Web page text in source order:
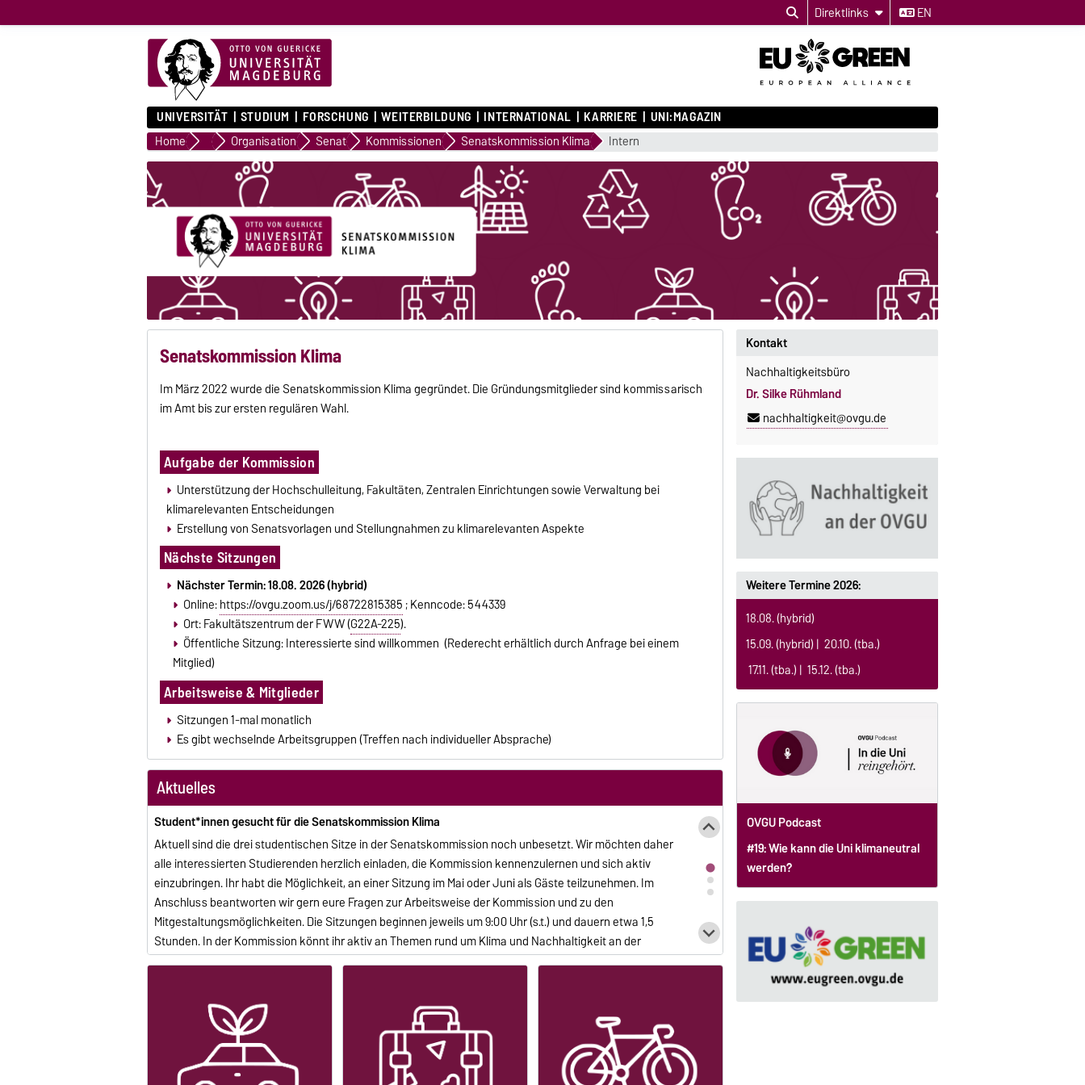
Direktlinks EN
UNIVERSITÄT STUDIUM FORSCHUNG WEITERBILDUNG INTERNATIONAL KARRIERE UNI:MAGAZIN
Home Universität
Organisation Senat Kommissionen Senatskommission Klima Intern
Senatskommission Klima
Im März 2022 wurde die Senatskommission Klima gegründet. Die Gründungsmitglieder sind kommissarisch
im Amt bis zur ersten regulären Wahl.
Aufgabe der Kommission
Unterstützung der Hochschulleitung, Fakultäten, Zentralen Einrichtungen sowie Verwaltung bei
klimarelevanten Entscheidungen
Erstellung von Senatsvorlagen und Stellungnahmen zu klimarelevanten Aspekte
Nächste Sitzungen
Nächster Termin: 18.08. 2026 (hybrid)
Online:https://ovgu.zoom.us/j/68722815385; Kenncode: 544339
Ort: Fakultätszentrum der FWW (G22A-225).
Öffentliche Sitzung: Interessierte sind willkommen (Rederecht erhältlich durch Anfrage bei einem
Mitglied)
Arbeitsweise & Mitglieder
Sitzungen 1-mal monatlich
Es gibt wechselnde Arbeitsgruppen (Treffen nach individueller Absprache)
Aktuelles
Auswertung Mobilitätsumfrage - Pendelverhalten
Im Zeitraum vonOktober - Dezember 2022
Mobilitätsumfrage teilgenommen.
Beschluss zur Klimaneutralität
Der Senat der OVGU hat in seiner Sitzung am 12.07.2023 der Beschlussvorlage der Senatskommission
Klima zur Konkretisierung des Ziels der Netto-Treibhausgasneutralität zugestimmt.
mehr…
Student*innen gesucht für die Senatskommission Klima
Aktuell sind die drei studentischen Sitze in der Senatskommission noch unbesetzt. Wir möchten daher
alle interessierten Studierenden herzlich einladen, die Kommission kennenzulernen und sich aktiv
einzubringen.Ihr habt die Möglichkeit, an einer Sitzung im Mai oder Juni als Gäste teilzunehmen. Im
Anschluss beantworten wir gern eure Fragen zur Arbeitsweise der Kommission und zu den
Mitgestaltungsmöglichkeiten.Die Sitzungen beginnen jeweils um 9:00 Uhr (s.t.) und dauern etwa 1,5
Stunden.In der Kommission könnt ihr aktiv an Themen rund um Klima und Nachhaltigkeit an der
Universität mitwirken – sei es durch eigene Projekte, Aktionen oder die Mitarbeit in Arbeitsgruppen.
Auswertung Mobilitätsumfrage - Pendelverhalten
Mobilitätsumfrage teilgenommen.
Insgesamt nahmen16%der Universitätsangehörigen teil
mehr…
Kontakt
Nachhaltigkeitsbüro
Dr. Silke Rühmland
nachhaltigkeit@ovgu.de
Weitere Termine 2026:
18.08. (hybrid)
15.09. (hybrid) | 20.10. (tba.)
17.11. (tba.) | 15.12. (tba.)
OVGU Podcast
#19: Wie kann die Uni klimaneutral
werden?